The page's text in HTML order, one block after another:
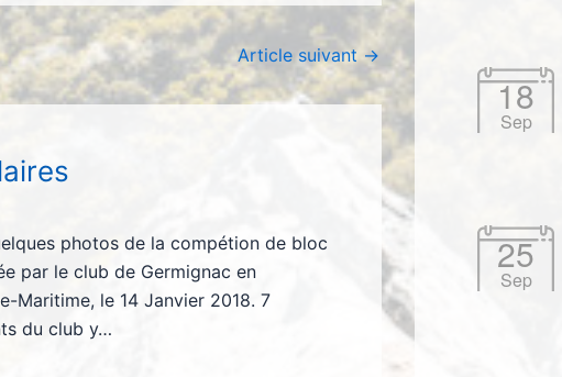
Article suivant →
photos de la compétion de bloc
par le club de Germignac en
Maritime, le 14 Janvier 2018. 7
du club y…
18
Sep
25
Sep